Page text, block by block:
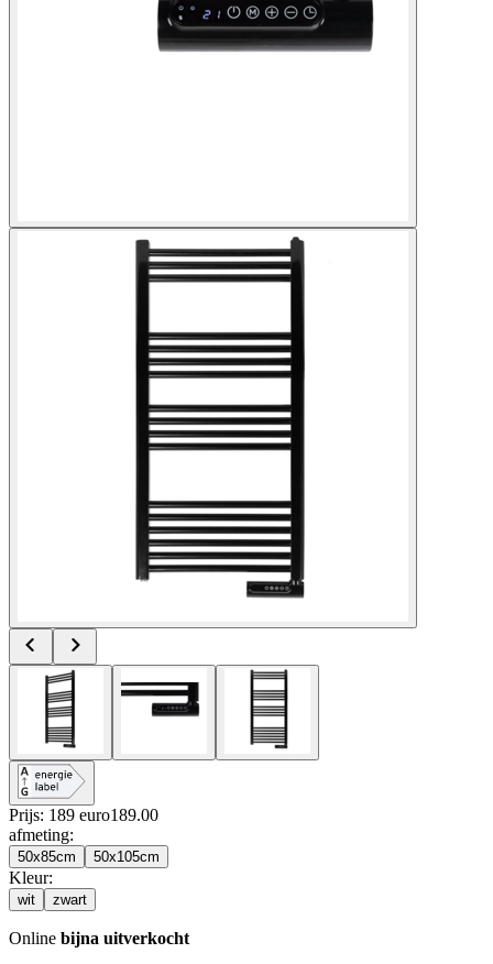
Prijs: 189 euro189.00
afmeting:
50x85cm 50x105cm
Kleur:
wit zwart
Online bijna uitverkocht